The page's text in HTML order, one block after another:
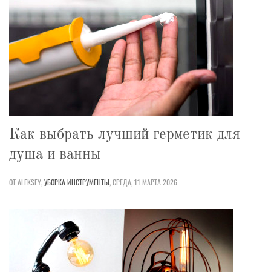
Как выбрать лучший герметик для
душа и ванны
ОТ ALEKSEY,УБОРКАИНСТРУМЕНТЫ,СРЕДА, 11 МАРТА 2026